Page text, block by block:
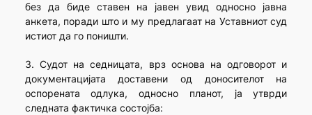
без да биде ставен на јавен увид односно јавна
анкета, поради што и му предлагаат на Уставниот суд
истиот да го поништи.
3. Судот на седницата, врз основа на одговорот и
документацијата доставени од доносителот на
оспорената одлука, односно планот, ја утврди
следната фактичка состојба: